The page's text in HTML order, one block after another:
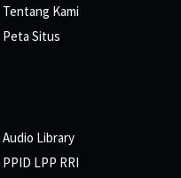
Tentang Kami
Peta Situs
Audio Library
PPID LPP RRI